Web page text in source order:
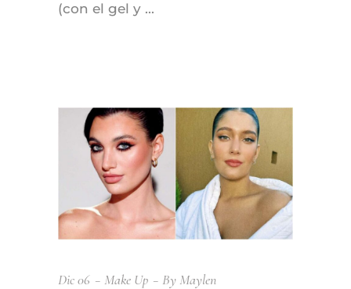
(con el gel y
Dic06 Make Up By Maylen